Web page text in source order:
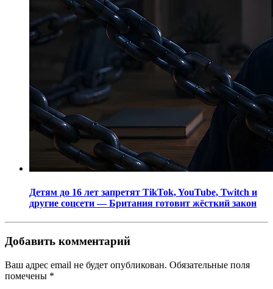
Детям до 16 лет запретят TikTok, YouTube, Twitch и
другие соцсети — Британия готовит жёсткий закон
Добавить комментарий
Ваш адрес email не будет опубликован. Обязательные поля
помечены *